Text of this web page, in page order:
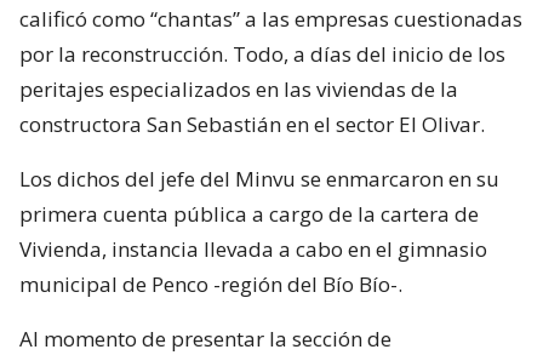
calificó como “chantas” a las empresas cuestionadas
por la reconstrucción. Todo, a días del inicio de los
peritajes especializados en las viviendas de la
constructora San Sebastián en el sector El Olivar.
Los dichos del jefe del Minvu se enmarcaron en su
primera cuenta pública a cargo de la cartera de
Vivienda, instancia llevada a cabo en el gimnasio
municipal de Penco -región del Bío Bío-.
Al momento de presentar la sección de